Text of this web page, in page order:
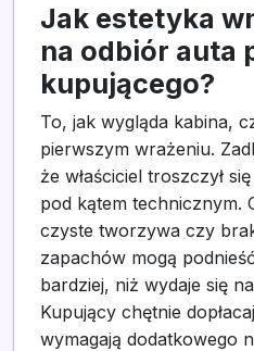
Jak estetyka
na odbiór auta
kupującego?
To, jak wygląda kabina,
pierwszym wrażeniu.
że właściciel troszczył
pod kątem technicznym.
czyste tworzywa czy
zapachów mogą
bardziej, niż wydaje się
Kupujący chętnie
wymagają dodatkowego